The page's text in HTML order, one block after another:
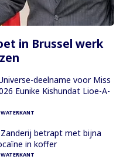
in Brussel werk
deelname voor Miss
Eunike Kishundat Lioe-A-
WATERKANT
betrapt met bijna
in koffer
WATERKANT